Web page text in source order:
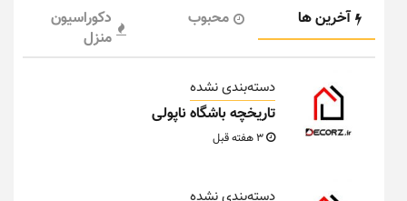
آخرین ها محبوب
دکوراسیون
منزل
دسته‌بندی نشده
تاریخچه باشگاه ناپولی
دسته‌بندی نشده